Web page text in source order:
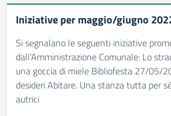
Iniziative per maggio/giugno
Si segnalano le seguenti iniziative
dall’Amministrazione Comunale: Lo
una goccia di miele Bibliofesta 27/05/
desideri Abitare. Una stanza tutta per
autrici